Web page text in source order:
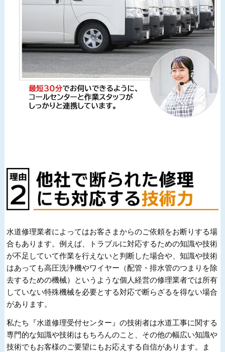
水道修理業者によってはお客さまからのご依頼をお断りする場
合もあります。例えば、トラブルに対応するための知識や技術
が不足していて作業を行えないと判断した場合や、知識や技術
はあっても高圧洗浄機やワイヤー（配管・排水管のつまりを除
去するための機械）というような個人経営の修理業者では所有
していない特殊機械を必要とする対応で断らざるを得ない場合
があります。
私たち『水道修理受付センター』の技術者は水道工事に関する
専門的な知識や技術はもちろんのこと、その他の幅広い知識や
技術でもお客様のご要望にもお応えする自信があります。ま